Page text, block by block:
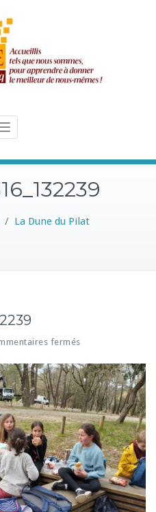
Toggle
/ La Dune du Pilat
fermés
r
I
M
G
_
2
0
2
6
0
3